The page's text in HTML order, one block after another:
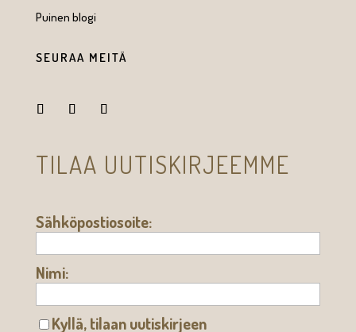
Puinen blogi
SEURAA MEITÄ
TILAA UUTISKIRJEEMME
Sähköpostiosoite:
Nimi:
Kyllä, tilaan uutiskirjeen